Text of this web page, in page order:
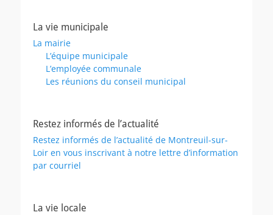
La vie municipale
La mairie
L’équipe municipale
L’employée communale
Les réunions du conseil municipal
Restez informés de l’actualité
Restez informés de l’actualité de Montreuil-sur-
Loir en vous inscrivant à notre lettre d’information
par courriel
La vie locale